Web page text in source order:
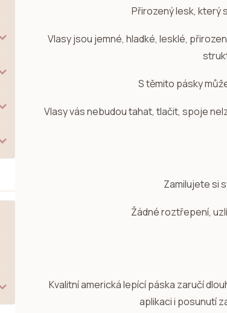
Přirozený lesk, který
Vlasy jsou jemné, hladké, lesklé,
S těmito pásky
Vlasy vás nebudou tahat, tlačit, spoje
Zamilujete si
Žádné roztřepení,
Kvalitní americká lepící páska zaručí
aplikaci i posunutí